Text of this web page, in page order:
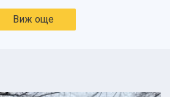
Виж още